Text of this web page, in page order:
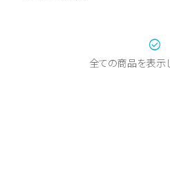
check_circle
全ての商品を表示